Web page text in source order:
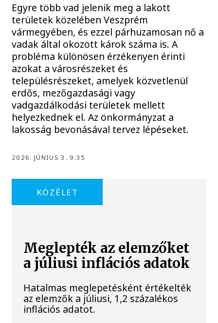
Egyre több vad jelenik meg a lakott
területek közelében Veszprém
vármegyében, és ezzel párhuzamosan nő a
vadak által okozott károk száma is. A
probléma különösen érzékenyen érinti
azokat a városrészeket és
településrészeket, amelyek közvetlenül
erdős, mezőgazdasági vagy
vadgazdálkodási területek mellett
helyezkednek el. Az önkormányzat a
lakosság bevonásával tervez lépéseket.
2026. JÚNIUS 3. 9:35
KÖZÉLET
Meglepték az elemzőket
a júliusi inflációs adatok
Hatalmas meglepetésként értékelték
az elemzők a júliusi, 1,2 százalékos
inflációs adatot.